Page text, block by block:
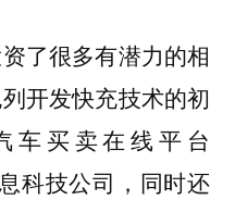
了很多有潜力的相
开发快充技术的初
车买卖在线平台
科技公司，同时还